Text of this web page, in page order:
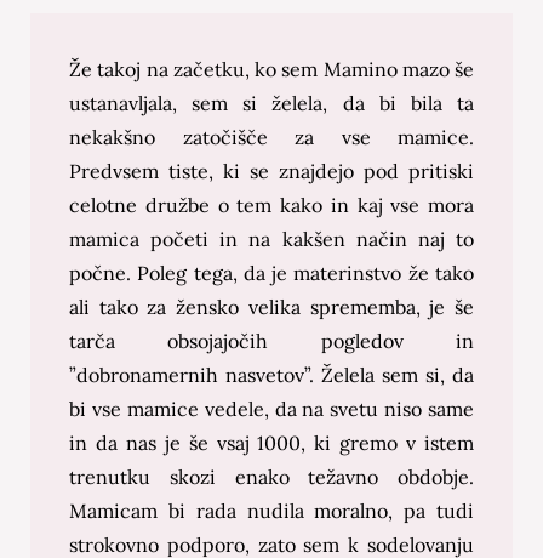
Že takoj na začetku, ko sem Mamino mazo še
ustanavljala, sem si želela, da bi bila ta
nekakšno zatočišče za vse mamice.
Predvsem tiste, ki se znajdejo pod pritiski
celotne družbe o tem kako in kaj vse mora
mamica početi in na kakšen način naj to
počne. Poleg tega, da je materinstvo že tako
ali tako za žensko velika sprememba, je še
tarča obsojajočih pogledov in
”dobronamernih nasvetov”. Želela sem si, da
bi vse mamice vedele, da na svetu niso same
in da nas je še vsaj 1000, ki gremo v istem
trenutku skozi enako težavno obdobje.
Mamicam bi rada nudila moralno, pa tudi
strokovno podporo, zato sem k sodelovanju